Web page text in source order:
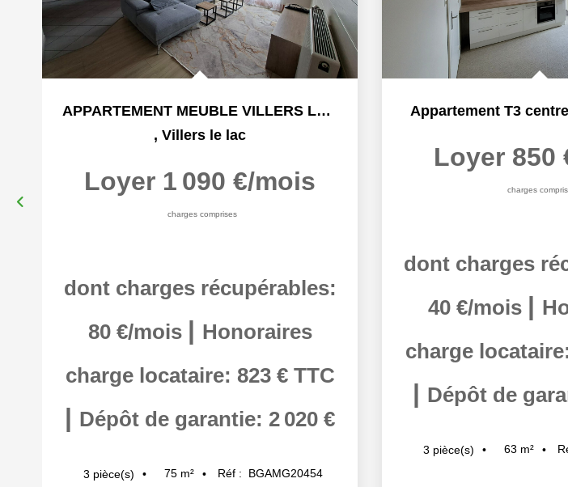
APPARTEMENT MEUBLE VILLERS LE LAC
, Villers le lac
Loyer 1 090 €/mois
charges comprises
dont charges récupérables:
80 €/mois | Honoraires
charge locataire: 823 € TTC
| Dépôt de garantie: 2 020 €
3 pièce(s) 75 m² Réf : BGAMG20454
Appartement T3
Loyer 850
charges
dont charges
40 €/mois |
charge
| Dépôt de
3 pièce(s) 63 m²